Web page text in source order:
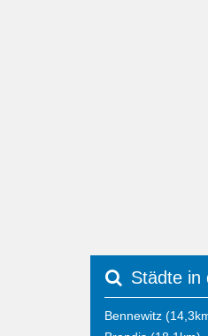
Städte in
Bennewitz